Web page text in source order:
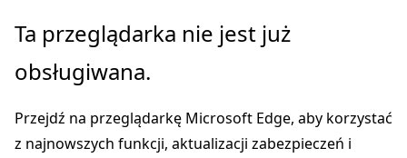
Przejdź
głównej
Ta przeglądarka nie jest już
obsługiwana.
Przejdź na przeglądarkę Microsoft Edge, aby korzystać
z najnowszych funkcji, aktualizacji zabezpieczeń i